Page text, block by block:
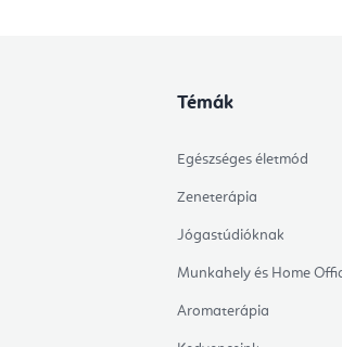
Témák
Egészséges életmód
Zeneterápia
Jógastúdióknak
Munkahely és Home
Aromaterápia